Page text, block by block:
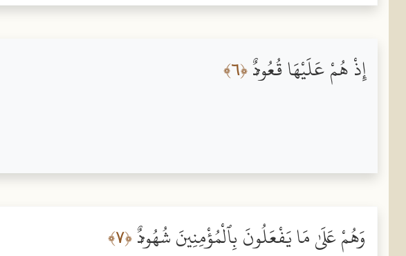
إِذْ هُمْ عَلَيْهَا قُعُودٌۭ﴿٦﴾
وَهُمْ عَلَىٰ مَا يَفْعَلُونَ بِٱلْمُؤْمِنِينَ شُهُودٌۭ﴿٧﴾